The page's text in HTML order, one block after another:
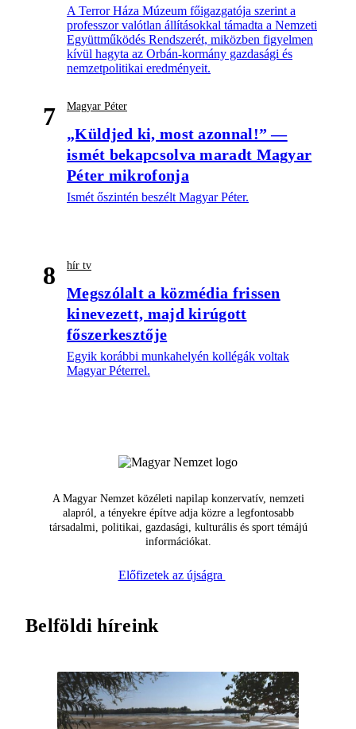
A Terror Háza Múzeum főigazgatója szerint a
professzor valótlan állításokkal támadta a Nemzeti
Együttműködés Rendszerét, miközben figyelmen
kívül hagyta az Orbán-kormány gazdasági és
nemzetpolitikai eredményeit.
7 Magyar Péter
„Küldjed ki, most azonnal!” —
ismét bekapcsolva maradt Magyar
Péter mikrofonja
Ismét őszintén beszélt Magyar Péter.
8 hír tv
Megszólalt a közmédia frissen
kinevezett, majd kirúgott
főszerkesztője
Egyik korábbi munkahelyén kollégák voltak
Magyar Péterrel.
A Magyar Nemzet közéleti napilap konzervatív, nemzeti
alapról, a tényekre építve adja közre a legfontosabb
társadalmi, politikai, gazdasági, kulturális és sport témájú
információkat.
Előfizetek az újságra
Belföldi híreink